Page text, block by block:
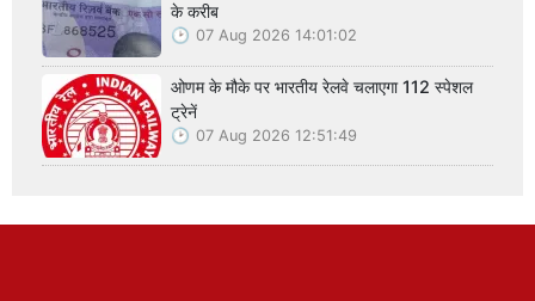
के करीब
07 Aug 2026 14:01:02
ओणम के मौके पर भारतीय रेलवे चलाएगा 112 स्पेशल
ट्रेनें
07 Aug 2026 12:51:49